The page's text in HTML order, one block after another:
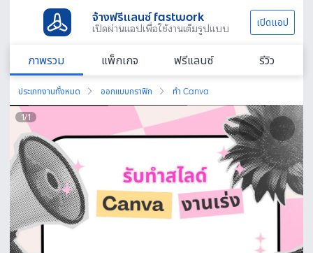
จ้างฟรีแลนซ์ fastwork
เปิดผ่านแอปเพื่อใช้งานเต็มรูปแบบ เปิดแอป
ภาพรวม แพ็กเกจ ฟรีแลนซ์ รีวิว
ประเภทงานทั้งหมด ออกแบบกราฟิก ทำ Canva
1/1